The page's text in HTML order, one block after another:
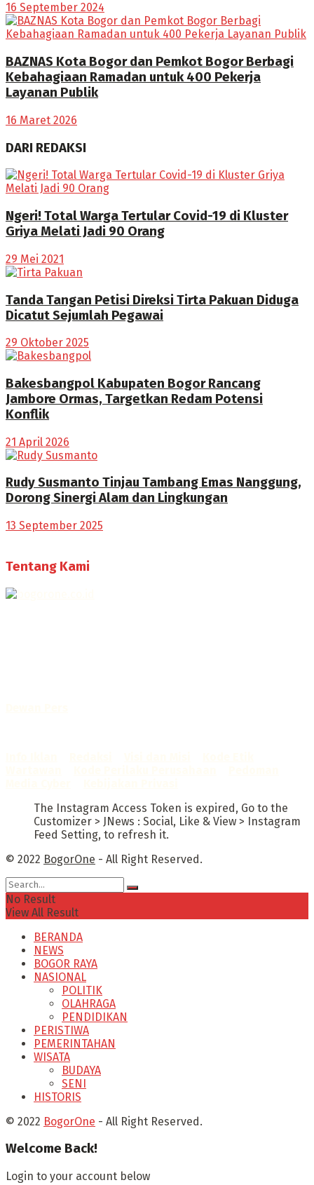
16 September 2024
BAZNAS Kota Bogor dan Pemkot Bogor Berbagi
Kebahagiaan Ramadan untuk 400 Pekerja
Layanan Publik
16 Maret 2026
DARI REDAKSI
Ngeri! Total Warga Tertular Covid-19 di Kluster
Griya Melati Jadi 90 Orang
29 Mei 2021
Tanda Tangan Petisi Direksi Tirta Pakuan Diduga
Dicatut Sejumlah Pegawai
29 Oktober 2025
Bakesbangpol Kabupaten Bogor Rancang
Jambore Ormas, Targetkan Redam Potensi
Konflik
21 April 2026
Rudy Susmanto Tinjau Tambang Emas Nanggung,
Dorong Sinergi Alam dan Lingkungan
13 September 2025
Tentang Kami
The Instagram Access Token is expired, Go to the
Customizer > JNews : Social, Like & View > Instagram
Feed Setting, to refresh it.
© 2022 BogorOne - All Right Reserved.
No Result
View All Result
BERANDA
NEWS
BOGOR RAYA
NASIONAL
POLITIK
OLAHRAGA
PENDIDIKAN
PERISTIWA
PEMERINTAHAN
WISATA
BUDAYA
SENI
HISTORIS
© 2022 BogorOne - All Right Reserved.
Welcome Back!
Login to your account below